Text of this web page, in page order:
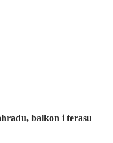
balkon i terasu